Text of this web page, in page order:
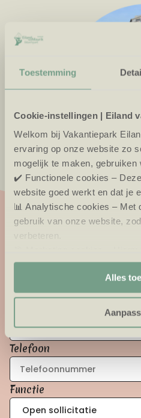
Toestemming
Cookie-instellingen | Eiland
Welkom bij Vakantiepark
ervaring op onze website zo
mogelijk te maken, gebruiken
✔️ Functionele cookies –
website goed werkt en dat je
📊 Analytische cookies – Met
gebruik van onze website,
verbeteren.
aanbiedingen en advertenties
Alles
solliciteer nu!
Naam
Telefoon
Functie